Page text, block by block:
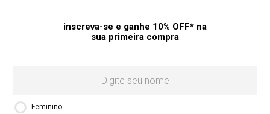
inscreva-se e ganhe 10% OFF* na
sua primeira compra
Feminino